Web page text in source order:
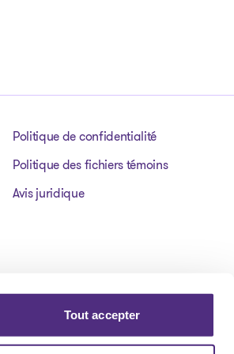
Tout accepter
Politique de confidentialité
Politique des fichiers témoins
Avis juridique